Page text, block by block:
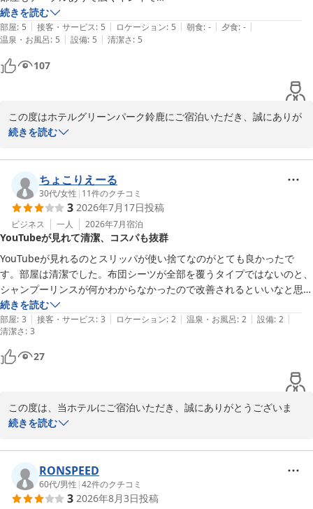
またのお越しを、スタッフ一同、心よりお待ちしております。
ホテルグリーンパーク鈴鹿
浴室が白色光で明るく好みでした
続きを読む
部屋: 5 | 接客・サービス: 5 | ロケーション: 5 | 朝食: - | 夕食: - |
温泉・お風呂: 5 | 設備: 5 | 清潔さ: 5
107
この度はホテルグリーンパーク鈴鹿にご宿泊いただき、誠にありが
とうございます。
り御礼申し上げます。
スタッフの対応につきまして、お褒めの言葉を頂戴し大変光栄に存
じます。
このようなお言葉は、スタッフ一同の励みとなります。
また、客室内の備品や照明にもご満足いただけたようで、安堵いた
しました。
今後もご滞在のひとときが、より快適で心地よいものとなるよう、
接客・設備の両面においてサービス向上に努めて参ります。
また鈴鹿へお越しの際には、ぜひホテルグリーンパーク鈴鹿をご利
用くださいませ。
スタッフ一同、お客様のまたのお越しを心よりお待ち申し上げてお
ります。
2026-05-06
続きを読む
ちょこりえーる
30代/女性 | 11件のクチコミ
3 2026年7月17日投稿
ビジネス 一人 2026年7月宿泊
YouTubeが見れて清潔、コスパも抜群
YouTubeが見れるのとスリッパが使い捨てなのがとても良かったで
す。部屋は清潔でした。布団シーツが全部を覆うタイプではないのと、
シャンプーリンスが何かわからなかったので改善されるといいなと思い
ました。古いですが、コスパはかなり良いです。
続きを読む
部屋: 3 | 接客・サービス: 3 | ロケーション: 2 | 温泉・お風呂: 2 | 設備: 2 |
清潔さ: 3
27
この度は、当ホテルにご宿泊いただき、誠にありがとうございま
す。
し上げます。
客室の清潔さや、YouTubeをご利用いただける客室テレビ、使い捨
てスリッパにつきましてご満足いただけたご様子がうかがえ、大変
続きを読む
RONSPEED
60代/男性 |42件のクチコミ
3 2026年8月3日投稿